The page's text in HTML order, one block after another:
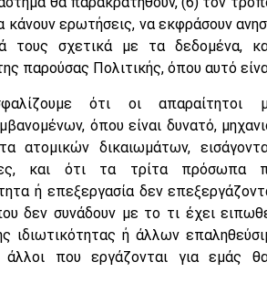
κάνουν ερωτήσεις, να εκφράσουν
τους σχετικά με τα δεδομένα,
παρούσας Πολιτικής, όπου αυτό
ότι οι απαραίτητοι
όπου είναι δυνατό,
ατομικών δικαιωμάτων,
και ότι τα τρίτα πρόσωπα
ή επεξεργασία δεν
δεν συνάδουν με το τι έχει
ιδιωτικότητας ή άλλων
άλλοι που εργάζονται για εμάς